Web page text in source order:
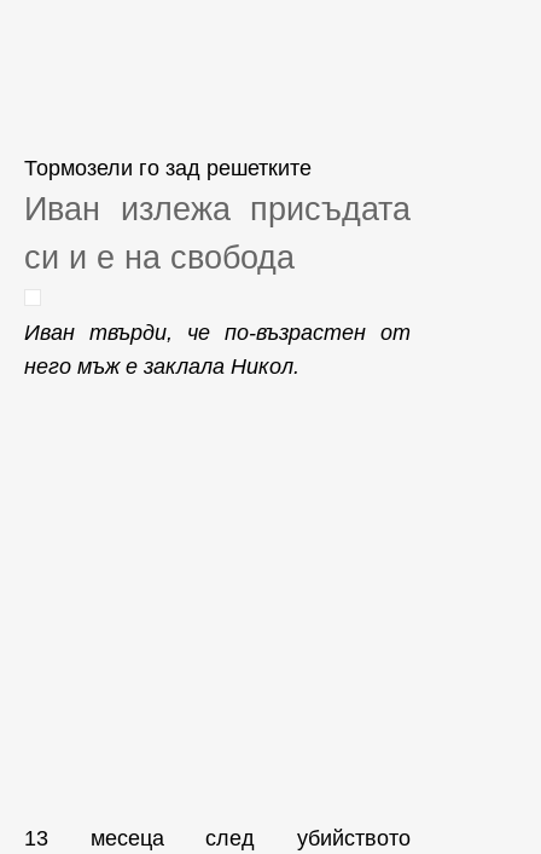
Тормозели го зад решетките
Иван излежа присъдата
си и е на свобода
Иван твърди, че по-възрастен от
него мъж е заклала Никол.
13 месеца след убийството